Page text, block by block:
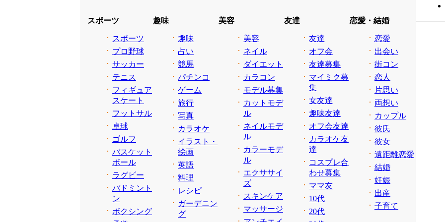
スポーツ
スポーツ
プロ野球
サッカー
テニス
フィギュア
スケート
フットサル
卓球
ゴルフ
バスケット
ボール
ラグビー
バドミント
ン
ボクシング
趣味
趣味
占い
競馬
パチンコ
ゲーム
旅行
写真
カラオケ
イラスト・
絵画
英語
料理
レシピ
ガーデニン
グ
美容
美容
ネイル
ダイエット
カラコン
モデル募集
カットモデ
ル
ネイルモデ
ル
カラーモデ
ル
エクササイ
ズ
スキンケア
マッサージ
友達
友達
オフ会
友達募集
マイミク募
集
女友達
趣味友達
オフ会友達
カラオケ友
達
コスプレ合
わせ募集
ママ友
10代
20代
恋愛・結婚
恋愛
出会い
街コン
恋人
片思い
両想い
カップル
彼氏
彼女
遠距離恋愛
結婚
妊娠
出産
子育て